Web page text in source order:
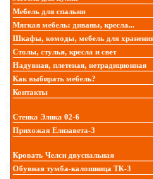
Мебель для спальни
Мягкая мебель: диваны, кресла...
Шкафы, комоды, мебель для
Столы, стулья, кресла и свет
Надувная, плетеная, нетрадиционная
Как выбирать мебель?
Контакты
Стенка Элика 02-6
Прихожая Елизавета-3
Кровать Челси двуспальная
Обувная тумба-калошница ТК-3